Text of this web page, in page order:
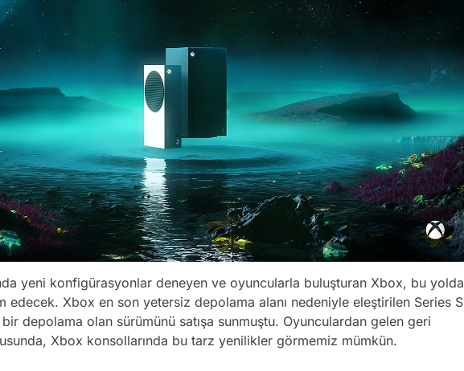
yeni konfigürasyonlar deneyen ve oyuncularla buluşturan Xbox, bu yolda
edecek. Xbox en son yetersiz depolama alanı nedeniyle eleştirilen Series S
depolama olan sürümünü satışa sunmuştu. Oyunculardan gelen geri
Xbox konsollarında bu tarz yenilikler görmemiz mümkün.